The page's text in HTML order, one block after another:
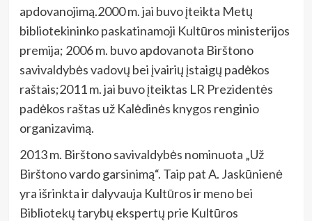
apdovanojimą.2000 m. jai buvo įteikta Metų
bibliotekininko paskatinamoji Kultūros ministerijos
premija; 2006 m. buvo apdovanota Birštono
savivaldybės vadovų bei įvairių įstaigų padėkos
raštais;2011 m. jai buvo įteiktas LR Prezidentės
padėkos raštas už Kalėdinės knygos renginio
organizavimą.
2013 m. Birštono savivaldybės nominuota „Už
Birštono vardo garsinimą“. Taip pat A. Jaskūnienė
yra išrinkta ir dalyvauja Kultūros ir meno bei
Bibliotekų tarybų ekspertų prie Kultūros